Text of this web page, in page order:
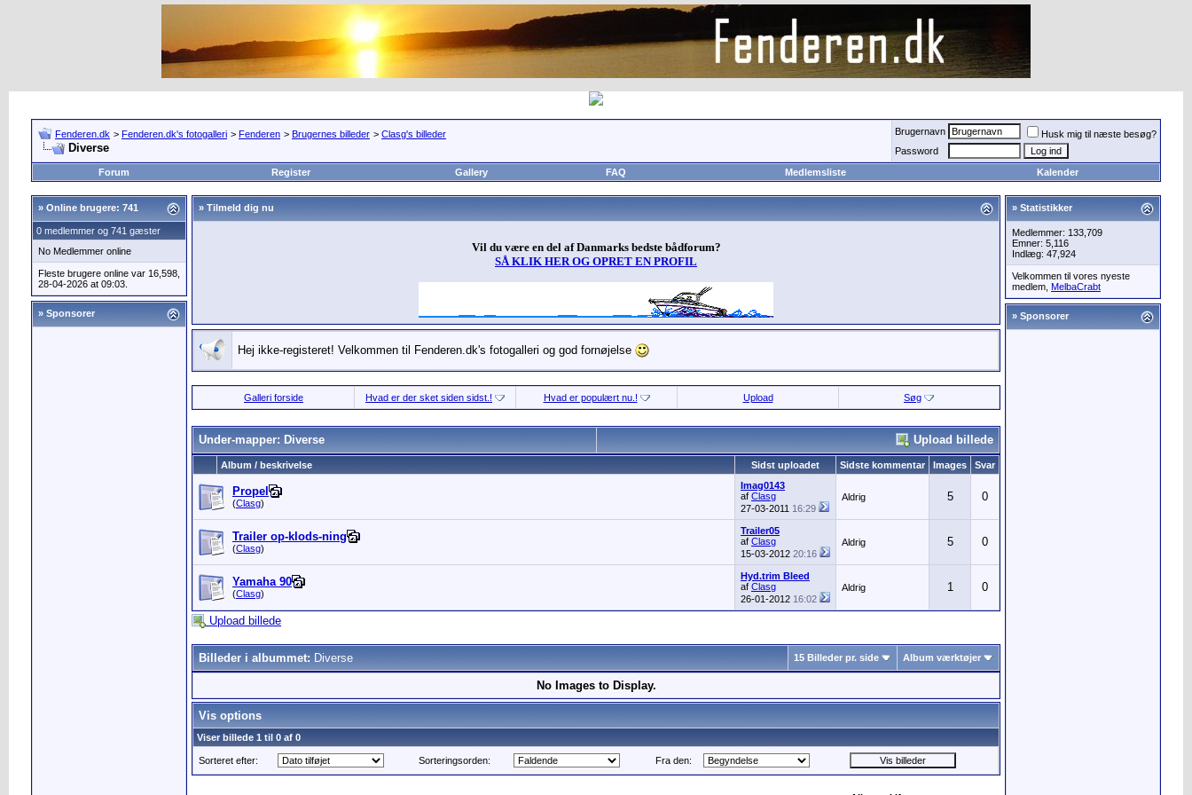
Fenderen.dk > Fenderen.dk's fotogalleri > Fenderen > Brugernes billeder > Clasg's billeder
Diverse
Brugernavn
Husk mig til næste besøg?
Password
Forum
Register Gallery FAQ Medlemsliste Kalender
» Online brugere: 741
0 medlemmer og 741 gæster
No Medlemmer online
Fleste brugere online var 16,598,
28-04-2026 at 09:03.
» Sponsorer
» Tilmeld dig nu
Vil du være en del af Danmarks bedste bådforum?
SÅ KLIK HER OG OPRET EN PROFIL
Hej ikke-registeret! Velkommen til Fenderen.dk's fotogalleri og god fornøjelse
Galleri forside Hvad er der sket siden sidst.! Hvad er populært nu.! Upload Søg
Under-mapper: Diverse Upload billede
Album / beskrivelse Sidst uploadet Sidste kommentar Images Svar
Propel
(Clasg)
Imag0143
af Clasg
27-03-2011 16:29
Aldrig 5 0
Trailer op-klods-ning
(Clasg)
Trailer05
af Clasg
15-03-2012 20:16
Aldrig 5 0
Yamaha 90
(Clasg)
Hyd.trim Bleed
af Clasg
26-01-2012 16:02
Aldrig 1 0
Upload billede
Billeder i albummet: Diverse 15 Billeder pr. side Album værktøjer
No Images to Display.
Vis options
Viser billede 1 til 0 af 0
Sorteret efter: Sorteringsorden: Fra den:
» Statistikker
Medlemmer: 133,709
Emner: 5,116
Indlæg: 47,924
Velkommen til vores nyeste
medlem, MelbaCrabt
» Sponsorer